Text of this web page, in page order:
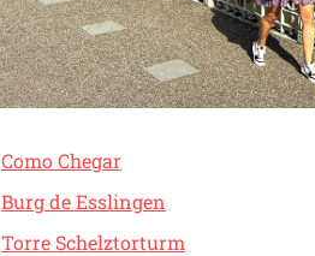
Como Chegar
Burg de Esslingen
Torre Schelztorturm